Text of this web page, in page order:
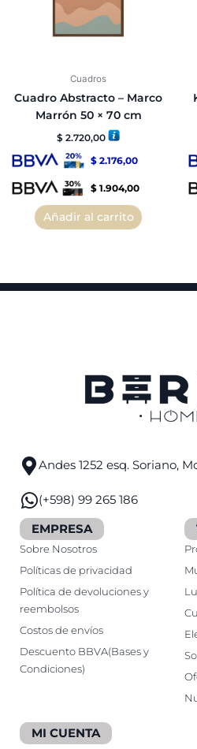
Cuadros
Cuadro Abstracto – Marco
Marrón 50 × 70 cm
$ 2.720,00
$ 2.176,00
$ 1.904,00
Añadir al carrito
Andes 1252 esq. Soriano,
(+598) 99 265 186
EMPRESA
Sobre Nosotros
Políticas de privacidad
Política de devoluciones y
reembolsos
Costos de envíos
Descuento BBVA(Bases y
Condiciones)
MI CUENTA